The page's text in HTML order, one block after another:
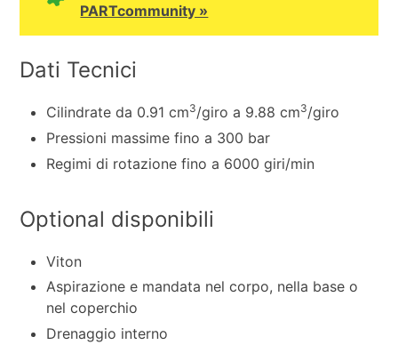
PARTcommunity »
Dati Tecnici
Cilindrate da 0.91 cm3/giro a 9.88 cm3/giro
Pressioni massime fino a 300 bar
Regimi di rotazione fino a 6000 giri/min
Optional disponibili
Viton
Aspirazione e mandata nel corpo, nella base o
nel coperchio
Drenaggio interno